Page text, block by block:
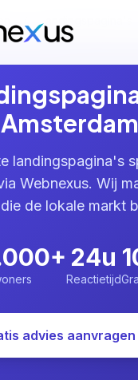
Landingspagina's
Amsterdam
landingspagina's
Webnexus. Wij
de lokale markt
24u
Reactietijd
advies aanvragen